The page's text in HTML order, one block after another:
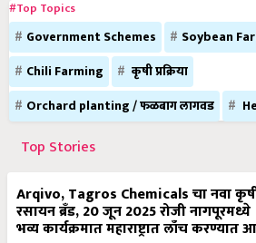
#Top Topics
Government Schemes Soybean
Chili Farming
कृषी प्रक्रिया
Orchard planting / फळबाग लागवड
Top Stories
Arqivo, Tagros Chemicals चा नवा
रसायन ब्रँड, 20 जून 2025 रोजी नागपूरमध्ये
भव्य कार्यक्रमात महाराष्ट्रात लाँच करण्यात